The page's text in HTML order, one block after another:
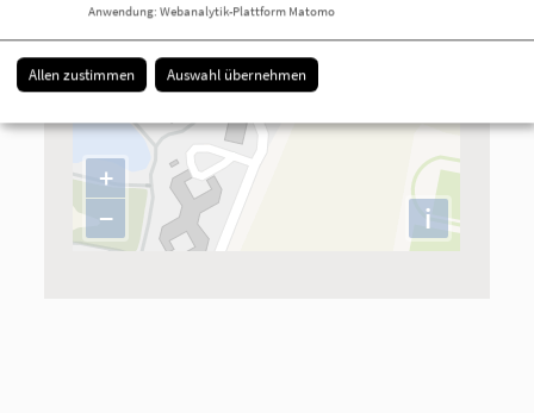
+
−
i
Anwendung: Webanalytik-Plattform Matomo
Allen zustimmen Auswahl übernehmen